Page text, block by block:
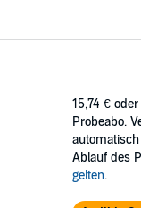
15,74 €
Probeabo.
Ablauf des
gelten.